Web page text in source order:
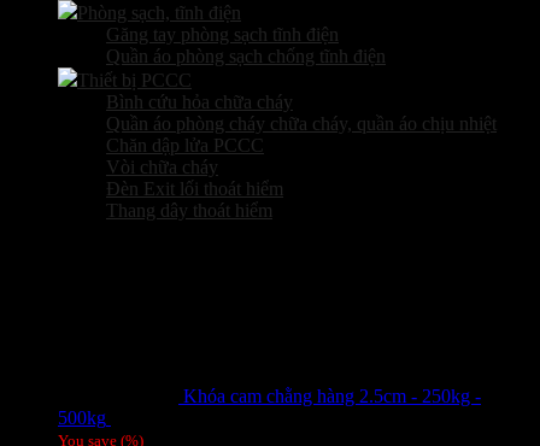
Phòng sạch, tĩnh điện
Găng tay phòng sạch tĩnh điện
Quần áo phòng sạch chống tĩnh điện
Thiết bị PCCC
Bình cứu hỏa chữa cháy
Quần áo phòng cháy chữa cháy, quần áo chịu nhiệt
Chăn dập lửa PCCC
Vòi chữa cháy
Đèn Exit lối thoát hiểm
Thang dây thoát hiểm
Khóa cam chằng hàng 2.5cm - 250kg -
500kg
You save (%)